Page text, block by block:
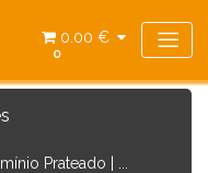
0.00 €
0
Prateado | ...